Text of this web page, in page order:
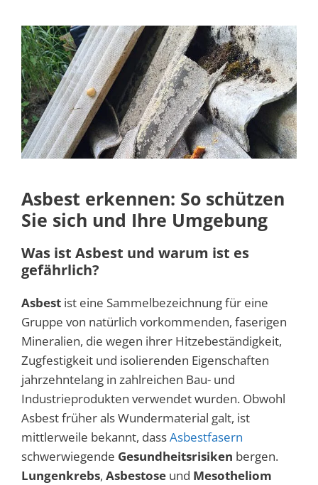
Asbest erkennen: So schützen
Sie sich und Ihre Umgebung
Was ist Asbest und warum ist es
gefährlich?
Asbest ist eine Sammelbezeichnung für eine
Gruppe von natürlich vorkommenden, faserigen
Mineralien, die wegen ihrer Hitzebeständigkeit,
Zugfestigkeit und isolierenden Eigenschaften
jahrzehntelang in zahlreichen Bau- und
Industrieprodukten verwendet wurden. Obwohl
Asbest früher als Wundermaterial galt, ist
mittlerweile bekannt, dassAsbestfasern
schwerwiegende Gesundheitsrisiken bergen.
Lungenkrebs, Asbestose und Mesotheliom